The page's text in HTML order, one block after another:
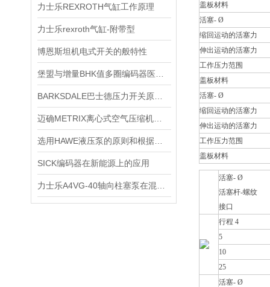
力士乐REXROTH气缸工作原理
力士乐rexroth气缸-附带型
博恩斯坦机电式开关的般特性
SICK编码器在新能源上的应用
盖板材料
活塞- Ø
缩回运动的活塞力
伸出运动的活塞力
工作压力范围
盖板材料
活塞- Ø
缩回运动的活塞力
伸出运动的活塞力
工作压力范围
盖板材料
活塞- Ø
活塞杆-螺纹
接口
行程 4
5
10
25
活塞- Ø